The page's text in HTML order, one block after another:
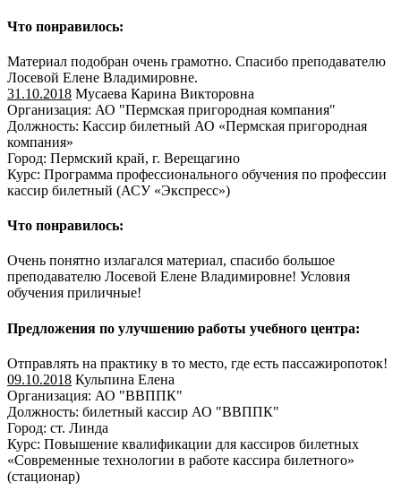
Что понравилось:
Материал подобран очень грамотно. Спасибо преподавателю
Лосевой Елене Владимировне.
31.10.2018 Мусаева Карина Викторовна
Организация: АО "Пермская пригородная компания"
Должность: Кассир билетный АО «Пермская пригородная
компания»
Город: Пермский край, г. Верещагино
Курс: Программа профессионального обучения по профессии
кассир билетный (АСУ «Экспресс»)
Что понравилось:
Очень понятно излагался материал, спасибо большое
преподавателю Лосевой Елене Владимировне! Условия
обучения приличные!
Предложения по улучшению работы учебного центра:
Отправлять на практику в то место, где есть пассажиропоток!
09.10.2018 Кульпина Елена
Организация: АО "ВВППК"
Должность: билетный кассир АО "ВВППК"
Город: ст. Линда
Курс: Повышение квалификации для кассиров билетных
«Современные технологии в работе кассира билетного»
(стационар)